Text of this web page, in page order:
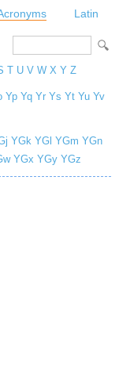
Latin
T U V W X Y Z
Yp Yq Yr Ys Yt Yu Yv
YGk YGl YGm YGn
YGx YGy YGz